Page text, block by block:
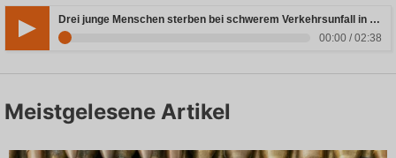
Drei junge Menschen sterben bei schwerem Verkehrsunfall in Rheinland-Pfalz
00:00 / 02:38
Meistgelesene Artikel